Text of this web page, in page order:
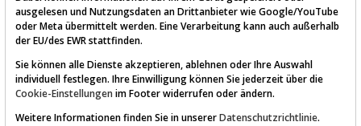
AKTIEN-TERMINAL
ausgelesen und Nutzungsdaten an Drittanbieter wie Google/YouTube
oder Meta übermittelt werden. Eine Verarbeitung kann auch außerhalb
der EU/des EWR stattfinden.
Sie können alle Dienste akzeptieren, ablehnen oder Ihre Auswahl
individuell festlegen. Ihre Einwilligung können Sie jederzeit über die
Cookie-Einstellungen im Footer widerrufen oder ändern.
Weitere Informationen finden Sie in unsererDatenschutzrichtlinie.